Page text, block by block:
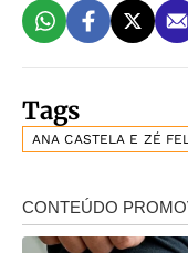
Tags
ANA CASTELA E ZÉ